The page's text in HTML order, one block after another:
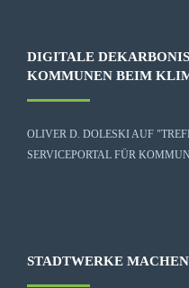
DIGITALE
KOMMUNEN BEIM
OLIVER D. DOLESKI AUF
SERVICEPORTAL FÜR
STADTWERKE